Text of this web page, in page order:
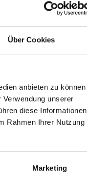
Über Cookies
anbieten zu können
unserer
diese Informationen
Rahmen Ihrer Nutzung
Marketing